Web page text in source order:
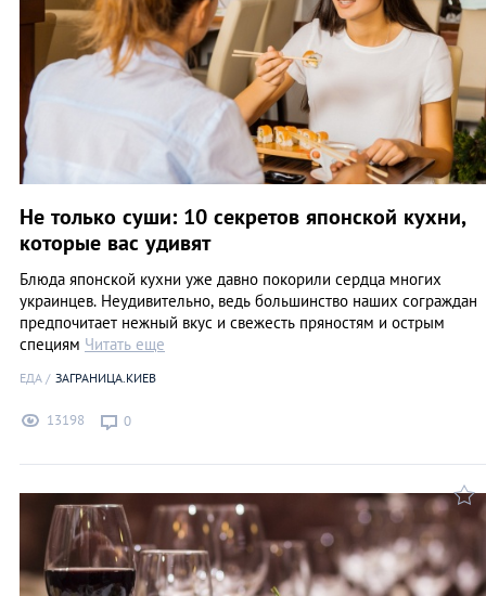
Не только суши: 10 секретов японской кухни,
которые вас удивят
Блюда японской кухни уже давно покорили сердца многих
украинцев. Неудивительно, ведь большинство наших сограждан
предпочитает нежный вкус и свежесть пряностям и острым
специям Читать еще
ЕДА ЗАГРАНИЦА.КИЕВ
13198 0